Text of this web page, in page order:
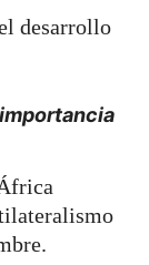
desarrollo